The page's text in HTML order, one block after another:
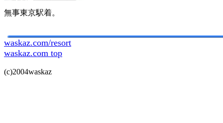
無事東京駅着。
waskaz.com/resort
waskaz.com top
(c)2004waskaz